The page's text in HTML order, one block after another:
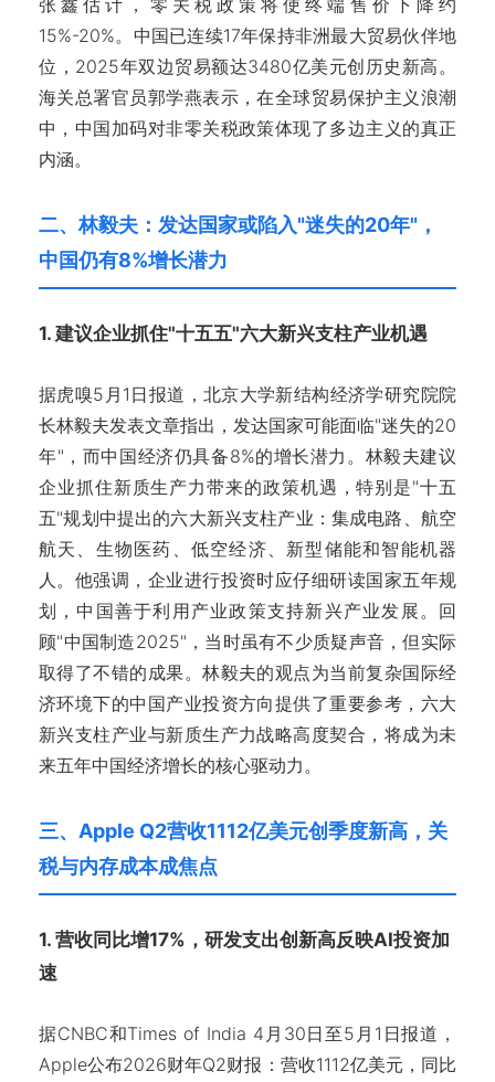
张鑫估计，零关税政策将使终端售价下降约
15%-20%。中国已连续17年保持非洲最大贸易伙伴地
位，2025年双边贸易额达3480亿美元创历史新高。
海关总署官员郭学燕表示，在全球贸易保护主义浪潮
中，中国加码对非零关税政策体现了多边主义的真正
内涵。
二、林毅夫：发达国家或陷入"迷失的20年"，
中国仍有8%增长潜力
1. 建议企业抓住"十五五"六大新兴支柱产业机遇
据虎嗅5月1日报道，北京大学新结构经济学研究院院
长林毅夫发表文章指出，发达国家可能面临"迷失的20
年"，而中国经济仍具备8%的增长潜力。林毅夫建议
企业抓住新质生产力带来的政策机遇，特别是"十五
五"规划中提出的六大新兴支柱产业：集成电路、航空
航天、生物医药、低空经济、新型储能和智能机器
人。他强调，企业进行投资时应仔细研读国家五年规
划，中国善于利用产业政策支持新兴产业发展。回
顾"中国制造2025"，当时虽有不少质疑声音，但实际
取得了不错的成果。林毅夫的观点为当前复杂国际经
济环境下的中国产业投资方向提供了重要参考，六大
新兴支柱产业与新质生产力战略高度契合，将成为未
来五年中国经济增长的核心驱动力。
三、Apple Q2营收1112亿美元创季度新高，关
税与内存成本成焦点
1. 营收同比增17%，研发支出创新高反映AI投资加
速
据CNBC和Times of India 4月30日至5月1日报道，
Apple公布2026财年Q2财报：营收1112亿美元，同比